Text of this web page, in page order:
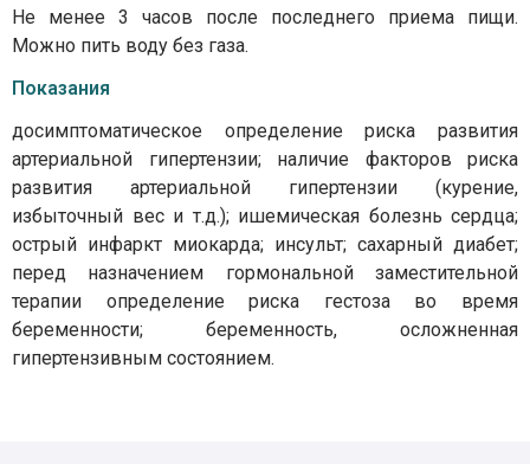
Не менее 3 часов после последнего приема пищи.
Можно пить воду без газа.
Показания
досимптоматическое определение риска развития
артериальной гипертензии; наличие факторов риска
развития артериальной гипертензии (курение,
избыточный вес и т.д.); ишемическая болезнь сердца;
острый инфаркт миокарда; инсульт; сахарный диабет;
перед назначением гормональной заместительной
терапии определение риска гестоза во время
беременности; беременность, осложненная
гипертензивным состоянием.